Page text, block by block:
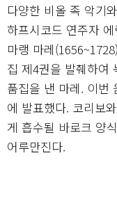
다양한 비올 족 악기
하프시코드 연주자
마랭 마레
집 제4권을 발췌하여
품집을 낸 마레. 이번
에 발표했다. 코리보
게 흡수될 바로크 양
어루만진다.